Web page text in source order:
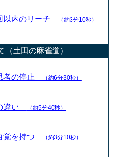
以内のリーチ （約3分10秒）
（土田の麻雀道）
考の停止 （約6分30秒）
違い （約5分40秒）
覚を持つ （約3分10秒）